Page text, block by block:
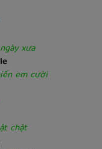
xưa
em cười
chặt